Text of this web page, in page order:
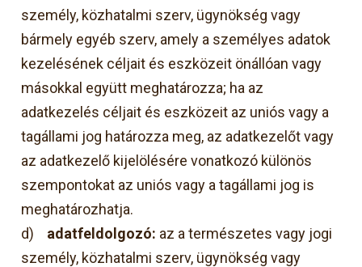
személy, közhatalmi szerv, ügynökség vagy
bármely egyéb szerv, amely a személyes adatok
kezelésének céljait és eszközeit önállóan vagy
másokkal együtt meghatározza; ha az
adatkezelés céljait és eszközeit az uniós vagy a
tagállami jog határozza meg, az adatkezelőt vagy
az adatkezelő kijelölésére vonatkozó különös
szempontokat az uniós vagy a tagállami jog is
meghatározhatja.
d) adatfeldolgozó: az a természetes vagy jogi
személy, közhatalmi szerv, ügynökség vagy